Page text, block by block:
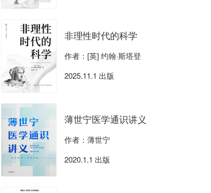
非理性时代的科学
作者：[英] 约翰·斯塔登
2025.11.1 出版
薄世宁医学通识讲义
作者：薄世宁
2020.1.1 出版